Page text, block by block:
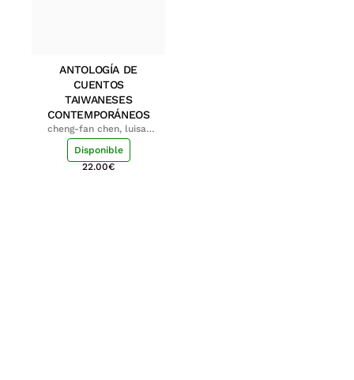
ANTOLOGÍA DE
CUENTOS
TAIWANESES
CONTEMPORÁNEOS
cheng-fan chen, luisa;
shu-ying chang, luisa
Disponible
22.00€